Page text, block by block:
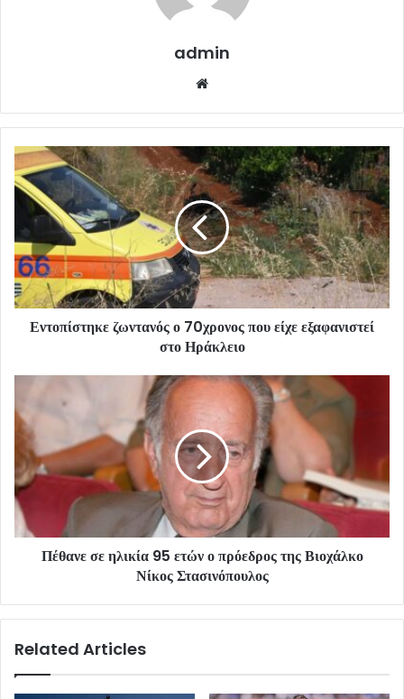
admin
Εντοπίστηκε ζωντανός ο 70χρονος που είχε εξαφανιστεί
στο Ηράκλειο
Πέθανε σε ηλικία 95 ετών ο πρόεδρος της Βιοχάλκο
Νίκος Στασινόπουλος
Related Articles